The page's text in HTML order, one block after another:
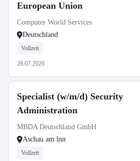
European Union
Computer World Services
Deutschland
Vollzeit
28.07.2026
Specialist (w/m/d) Security
Administration
MBDA Deutschland GmbH
Aschau am lnn
Vollzeit